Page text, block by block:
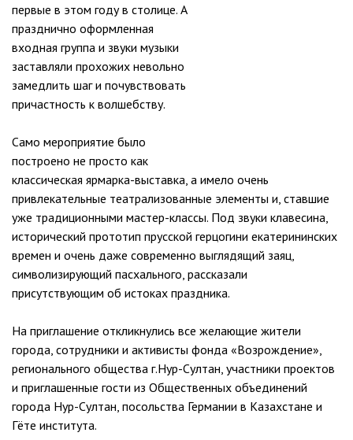
первые в этом году в столице. А
празднично оформленная
входная группа и звуки музыки
заставляли прохожих невольно
замедлить шаг и почувствовать
причастность к волшебству.
Само мероприятие было
построено не просто как
классическая ярмарка-выставка, а имело очень
привлекательные театрализованные элементы и, ставшие
уже традиционными мастер-классы. Под звуки клавесина,
исторический прототип прусской герцогини екатерининских
времен и очень даже современно выглядящий заяц,
символизирующий пасхального, рассказали
присутствующим об истоках праздника.
На приглашение откликнулись все желающие жители
города, сотрудники и активисты фонда «Возрождение»,
регионального общества г.Нур-Султан, участники проектов
и приглашенные гости из Общественных объединений
города Нур-Султан, посольства Германии в Казахстане и
Гёте института.